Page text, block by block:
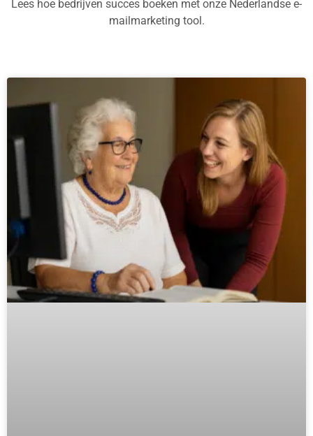
Lees hoe bedrijven succes boeken met onze Nederlandse e-
mailmarketing tool.